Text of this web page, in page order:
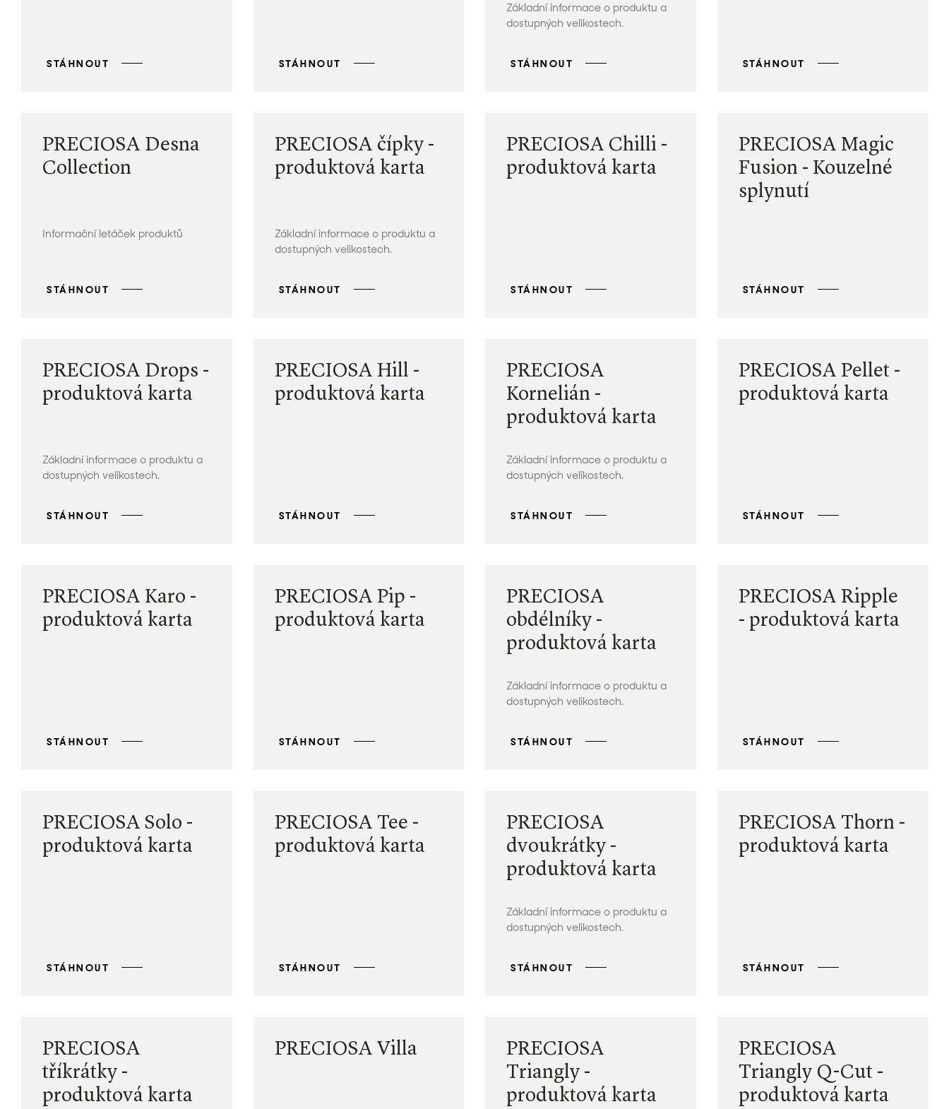
STÁHNOUT STÁHNOUT
Základní informace o produktu a
dostupných velikostech.
STÁHNOUT STÁHNOUT
PRECIOSA Desna
Collection
Informační letáček produktů
STÁHNOUT
PRECIOSA čípky -
produktová karta
Základní informace o produktu a
dostupných velikostech.
STÁHNOUT
PRECIOSA Chilli -
produktová karta
STÁHNOUT
PRECIOSA Magic
Fusion - Kouzelné
splynutí
STÁHNOUT
PRECIOSA Drops -
produktová karta
Základní informace o produktu a
dostupných velikostech.
STÁHNOUT
PRECIOSA Hill -
produktová karta
STÁHNOUT
PRECIOSA
Kornelián -
produktová karta
Základní informace o produktu a
dostupných velikostech.
STÁHNOUT
PRECIOSA Pellet -
produktová karta
STÁHNOUT
PRECIOSA Karo -
produktová karta
STÁHNOUT
PRECIOSA Pip -
produktová karta
STÁHNOUT
PRECIOSA
obdélníky -
produktová karta
Základní informace o produktu a
dostupných velikostech.
STÁHNOUT
PRECIOSA Ripple
- produktová karta
STÁHNOUT
PRECIOSA Solo -
produktová karta
STÁHNOUT
PRECIOSA Tee -
produktová karta
STÁHNOUT
PRECIOSA
dvoukrátky -
produktová karta
Základní informace o produktu a
dostupných velikostech.
STÁHNOUT
PRECIOSA Thorn -
produktová karta
STÁHNOUT
PRECIOSA
tříkrátky -
produktová karta
PRECIOSA Villa
PRECIOSA
Triangly -
produktová karta
PRECIOSA
Triangly Q-Cut -
produktová karta